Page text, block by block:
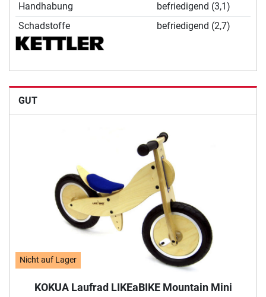
Handhabung
befriedigend (3,1)
Schadstoffe
befriedigend (2,7)
GUT
Nicht auf Lager
KOKUA Laufrad LIKEaBIKE Mountain Mini